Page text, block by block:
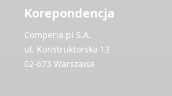
Korepondencja
Comperia.pl S.A.
ul. Konstruktorska 13
02-673 Warszawa